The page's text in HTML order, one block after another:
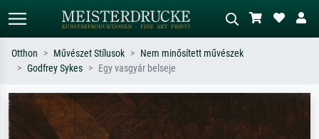
Keressen művész, műcím vagy stílus
szerint – pl. Monet, Csillagos éj,
impresszionizmus, Hokusai-hullám,
piros absztrakt, sötét olajkép, álló akt
Otthon Művészet Stílusok
Nem minősített művészek
Godfrey Sykes
Egy vasgyár belseje